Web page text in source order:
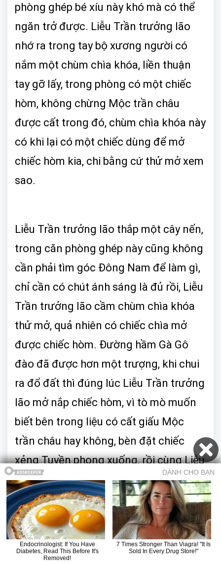
Trở về truyện Chương trước Chương sau Truyện ma
phòng ghép bé xíu này khó mà có thể
ngăn trở được. Liễu Trần trưởng lão
nhớ ra trong tay bộ xương người có
nắm một chùm chìa khóa, liền thuận
tay gỡ lấy, trong phòng có một chiếc
hòm, không chừng Mộc trần châu
được cất trong đó, chùm chìa khóa này
có khi lại có một chiếc dùng để mở
chiếc hòm kia, chi bằng cứ thử mở xem
sao.
Liễu Trần trưởng lão thắp một cây nến,
trong căn phòng ghép này cũng không
cần phải tìm góc Đông Nam để làm gì,
chỉ cần có chút ánh sáng là đủ rồi, Liễu
Trần trưởng lão cầm chùm chìa khóa
thử mở, quả nhiên có chiếc chìa mở
được chiếc hòm. Đường hầm Gà Gô
đào đã được hơn một trượng, khi chui
ra đổ đất thì đúng lúc Liễu Trần trưởng
lão mở nắp chiếc hòm, vì tò mò muốn
biết bên trong liệu có cất giấu Mộc
trần châu hay không, bèn đặt chiếc
xẻng Tuyền phong xuống, rồi cùng Liễu
Trần trưởng lão mở nắp hòm, nhưng
trong hòm chỉ có một miếng mai rùa
khắc đầy những văn tự kì lạ.
Gà Gô vốn tràn trề hy vọng, tuy cũng đã